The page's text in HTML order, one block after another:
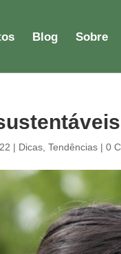
Blog Sobre
| Dicas ,Tendências |0